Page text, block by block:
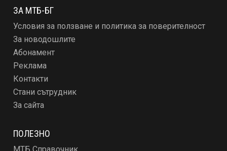
ЗА МТБ-БГ
Условия за ползване и политика за поверителност
За новодошлите
Абонамент
Реклама
Контакти
Стани сътрудник
За сайта
ПОЛЕЗНО